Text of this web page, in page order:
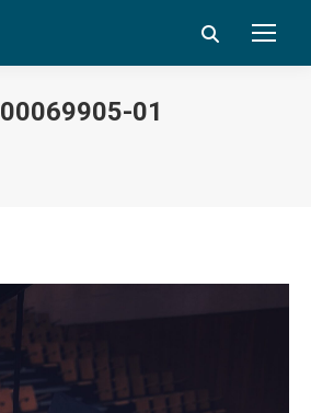
Search:
01